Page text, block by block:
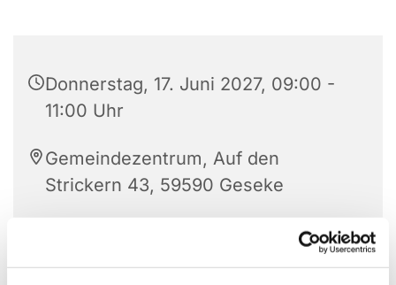
Donnerstag, 17. Juni 2027, 09:00 -
11:00 Uhr
Gemeindezentrum, Auf den
Strickern 43, 59590 Geseke